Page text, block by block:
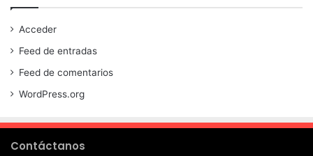
Acceder
Feed de entradas
Feed de comentarios
WordPress.org
Contáctanos